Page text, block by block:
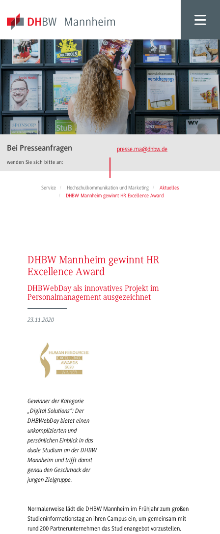
Bei Presseanfragen
wenden Sie sich bitte an:
presse.ma@dhbw.de
Service Hochschulkommunikation und Marketing
Aktuelles
DHBW Mannheim gewinnt HR Excellence Award
DHBW Mannheim gewinnt HR
Excellence Award
DHBWebDay als innovatives Projekt im
Personalmanagement ausgezeichnet
23.11.2020
Gewinner der Kategorie
„Digital Solutions“: Der
DHBWebDay bietet einen
unkomplizierten und
persönlichen Einblick in das
duale Studium an der DHBW
Mannheim und trifft damit
genau den Geschmack der
jungen Zielgruppe.
Normalerweise lädt die DHBW Mannheim im Frühjahr zum großen
Studieninformationstag an ihren Campus ein, um gemeinsam mit
rund 200 Partnerunternehmen das Studienangebot vorzustellen.